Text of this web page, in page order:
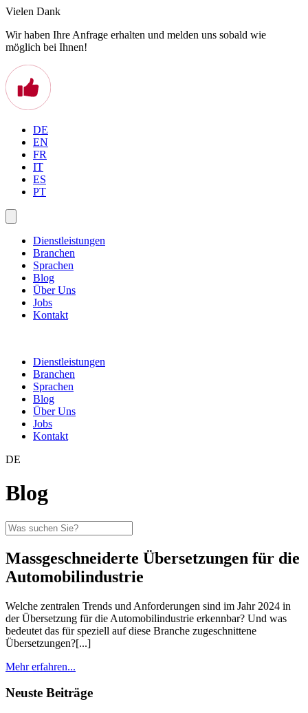
Vielen Dank
Wir haben Ihre Anfrage erhalten und melden uns sobald wie
möglich bei Ihnen!
DE
EN
FR
IT
ES
PT
Dienstleistungen
Branchen
Sprachen
Blog
Über Uns
Jobs
Kontakt
Dienstleistungen
Branchen
Sprachen
Blog
Über Uns
Jobs
Kontakt
DE
Blog
Massgeschneiderte Übersetzungen für die
Automobilindustrie
Welche zentralen Trends und Anforderungen sind im Jahr 2024 in
der Übersetzung für die Automobilindustrie erkennbar? Und was
bedeutet das für speziell auf diese Branche zugeschnittene
Übersetzungen?[...]
Mehr erfahren...
Neuste Beiträge